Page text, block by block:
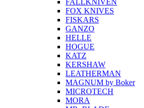
FALLKNIVEN
FOX KNIVES
FISKARS
GANZO
HELLE
HOGUE
KATZ
KERSHAW
LEATHERMAN
MAGNUM by Boker
MICROTECH
MORA